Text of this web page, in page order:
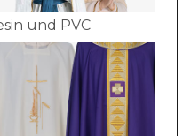
und PVC